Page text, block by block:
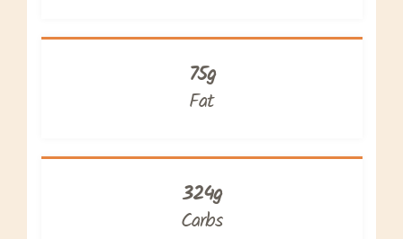
75g
Fat
324g
Carbs